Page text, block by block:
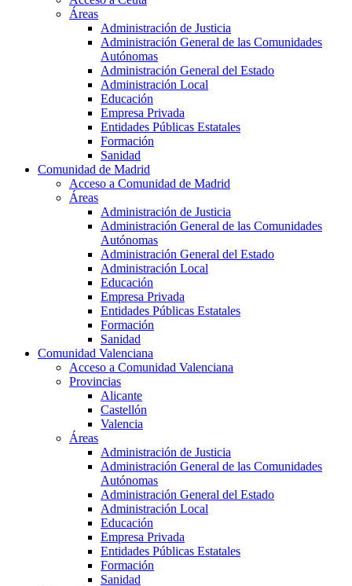
Áreas
Administración de Justicia
Administración General de las Comunidades
Autónomas
Administración General del Estado
Administración Local
Educación
Empresa Privada
Entidades Públicas Estatales
Formación
Sanidad
Comunidad de Madrid
Acceso a Comunidad de Madrid
Áreas
Administración de Justicia
Administración General de las Comunidades
Autónomas
Administración General del Estado
Administración Local
Educación
Empresa Privada
Entidades Públicas Estatales
Formación
Sanidad
Comunidad Valenciana
Acceso a Comunidad Valenciana
Provincias
Alicante
Castellón
Valencia
Áreas
Administración de Justicia
Administración General de las Comunidades
Autónomas
Administración General del Estado
Administración Local
Educación
Empresa Privada
Entidades Públicas Estatales
Formación
Sanidad